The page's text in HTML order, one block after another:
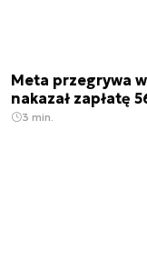
Meta przegrywa
nakazał zapłatę
3 min.